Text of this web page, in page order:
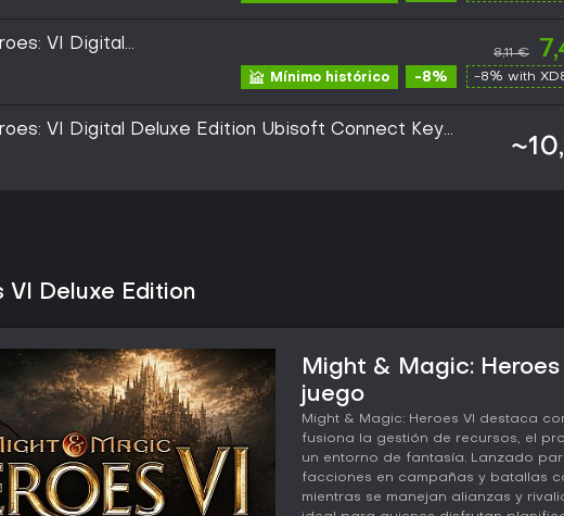
VI Digital
Connect CD Key
8,11 €
Mínimo histórico -8% -8% with
VI Digital Deluxe Edition Ubisoft Connect Key
VI Deluxe Edition
Might & Magic:
juego
Might & Magic: Heroes VI destaca
fusiona la gestión de recursos, el
un entorno de fantasía. Lanzado
facciones en campañas y batallas
mientras se manejan alianzas y